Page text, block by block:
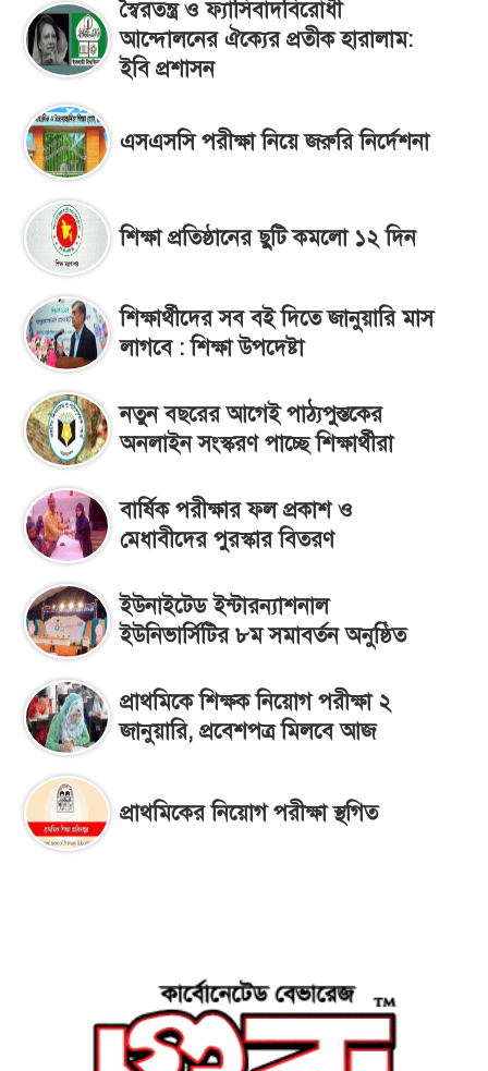
স্বৈরতন্ত্র ও ফ্যাসিবাদবিরোধী
আন্দোলনের ঐক্যের প্রতীক হারালাম:
ইবি প্রশাসন
এসএসসি পরীক্ষা নিয়ে জরুরি নির্দেশনা
শিক্ষা প্রতিষ্ঠানের ছুটি কমলো ১২ দিন
শিক্ষার্থীদের সব বই দিতে জানুয়ারি মাস
লাগবে : শিক্ষা উপদেষ্টা
নতুন বছরের আগেই পাঠ্যপুস্তকের
অনলাইন সংস্করণ পাচ্ছে শিক্ষার্থীরা
বার্ষিক পরীক্ষার ফল প্রকাশ ও
মেধাবীদের পুরস্কার বিতরণ
ইউনাইটেড ইন্টারন্যাশনাল
ইউনিভার্সিটির ৮ম সমাবর্তন অনুষ্ঠিত
প্রাথমিকে শিক্ষক নিয়োগ পরীক্ষা ২
জানুয়ারি, প্রবেশপত্র মিলবে আজ
প্রাথমিকের নিয়োগ পরীক্ষা স্থগিত